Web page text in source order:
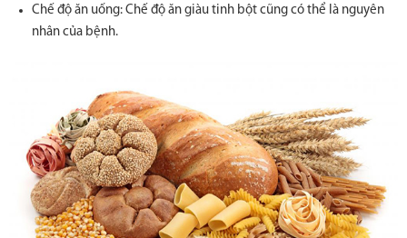
Chế độ ăn uống: Chế độ ăn giàu tinh bột cũng có thể là nguyên
nhân của bệnh.